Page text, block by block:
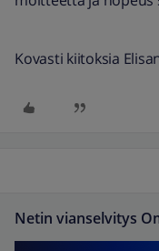
Kovasti kiitoksia
Netin vianselvitys